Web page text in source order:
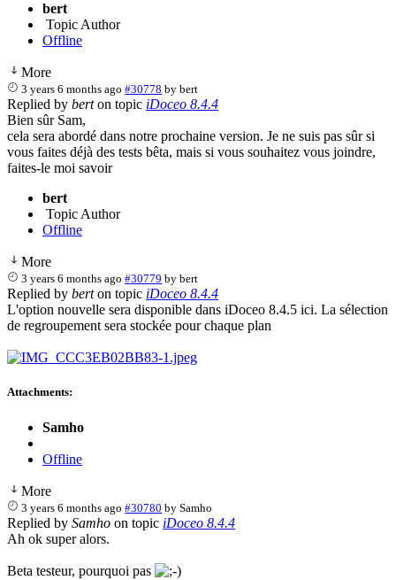
bert
Topic Author
Offline
More
3 years 6 months ago #30778 bybert
Replied by berton topic iDoceo 8.4.4
Bien sûr Sam,
cela sera abordé dans notre prochaine version. Je ne suis pas sûr si
vous faites déjà des tests bêta, mais si vous souhaitez vous joindre,
faites-le moi savoir
bert
Topic Author
Offline
More
3 years 6 months ago #30779 bybert
Replied by berton topic iDoceo 8.4.4
L'option nouvelle sera disponible dans iDoceo 8.4.5 ici. La sélection
de regroupement sera stockée pour chaque plan
Attachments:
Samho
Offline
More
3 years 6 months ago #30780 bySamho
Replied by Samho on topic iDoceo 8.4.4
Ah ok super alors.
Beta testeur, pourquoi pas